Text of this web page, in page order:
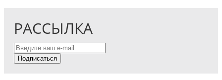
РАССЫЛКА
Подписаться